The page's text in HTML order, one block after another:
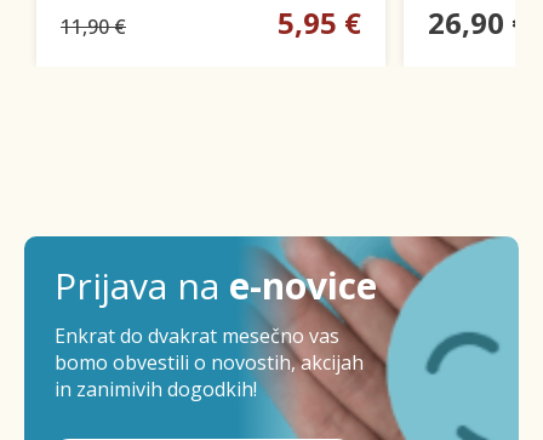
11,90 € 5,95 € 26,90 €
Prijava na e-novice
Enkrat do dvakrat mesečno vas
bomo obvestili o novostih, akcijah
in zanimivih dogodkih!